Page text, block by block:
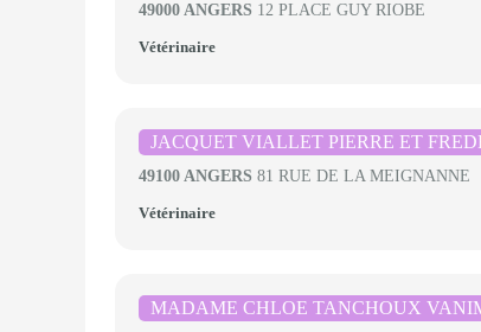
49000 ANGERS 12 PLACE GUY RIOBE
Vétérinaire
JACQUET VIALLET PIERRE ET
49100 ANGERS 81 RUE DE LA MEIGNANNE
Vétérinaire
MADAME CHLOE TANCHOUX